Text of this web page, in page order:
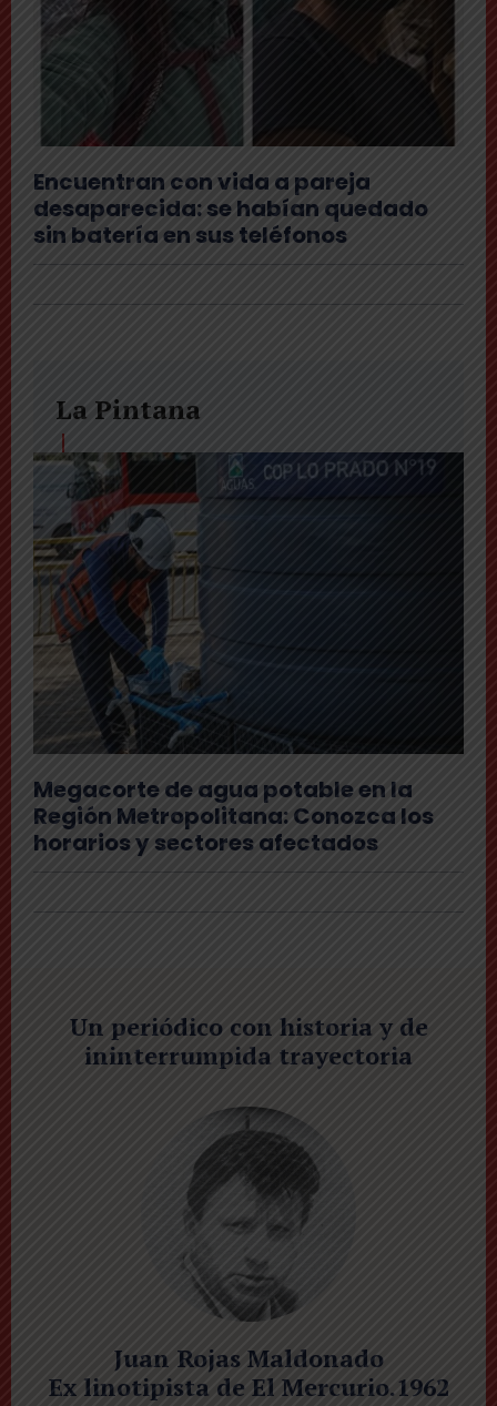
Encuentran con vida a pareja
desaparecida: se habían quedado
sin batería en sus teléfonos
La Pintana
Megacorte de agua potable en la
Región Metropolitana: Conozca los
horarios y sectores afectados
Un periódico con historia y de
ininterrumpida trayectoria
Juan Rojas Maldonado
Ex linotipista de El Mercurio.1962